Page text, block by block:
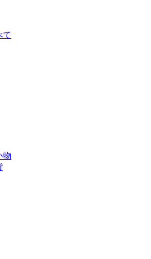
て
物